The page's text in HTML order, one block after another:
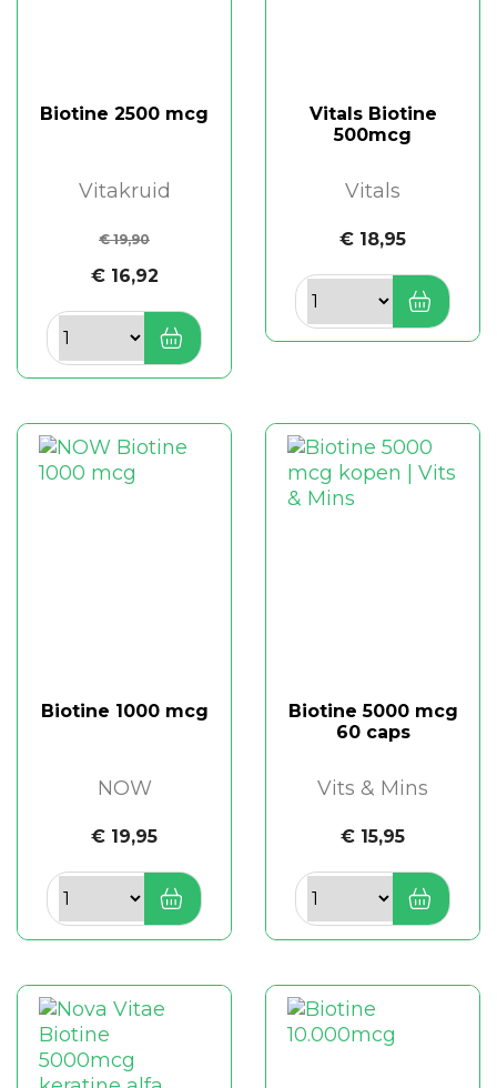
Biotine 2500 mcg
Vitakruid
€ 19,90
€ 16,92
Vitals Biotine
500mcg
Vitals
€ 18,95
Biotine 1000 mcg
NOW
€ 19,95
Biotine 5000 mcg
60 caps
Vits & Mins
€ 15,95